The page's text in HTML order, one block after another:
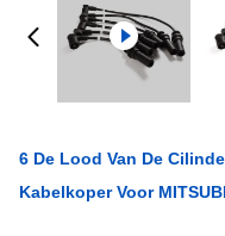
6 De Lood Van De
Kabelkoper Voor